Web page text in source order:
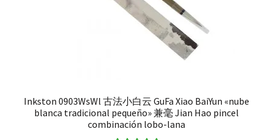
Inkston 0903WsWl 古法小白云 GuFa Xiao BaiYun «nube
blanca tradicional pequeño» 兼毫 Jian Hao pincel
combinación lobo-lana